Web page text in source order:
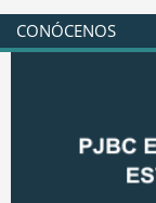
CONÓCENOS